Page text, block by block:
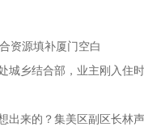
资源填补厦门空白
乡结合部，业主刚入住
来的？集美区副区长林